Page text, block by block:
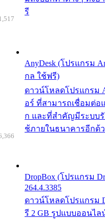
รี
AnyDesk (โปรแกรม
กล ใช้ฟรี)
ดาวน์โหลดโปรแกรม
อร์ ที่สามารถเชื่อมต่อ
ก และที่สำคัญมีระบบ
ช้ภายในธนาคารอีกด้
DropBox (โปรแกรม
264.4.3385
ดาวน์โหลดโปรแกรม
รี 2 GB รูปแบบออนไล